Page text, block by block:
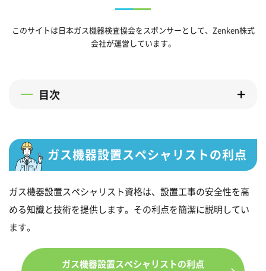
このサイトは日本ガス機器検査協会をスポンサーとして、Zenken株式
会社が運営しています。
目次
ガス機器設置スペシャリストの利点
ガス機器設置スペシャリスト資格は、設置工事の安全性を高
める知識と技術を提供します。その利点を簡潔に説明してい
ます。
ガス機器設置スペシャリストの利点